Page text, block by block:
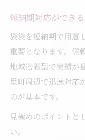
点
納期トラ
葬儀袋袋のデ
葬儀用袋
宗派や用
デザイン依
葬儀袋袋
短納期対応ができ
袋袋を短納期で用意
重要となります。信
地域密着型で実績が
里町周辺で迅速対応
のが基本です。
見極めのポイントと
い。